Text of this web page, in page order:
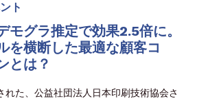
ト
モグラ推定で効果2.5倍に。
を横断した最適な顧客コ
とは？
た、公益社団法人日本印刷技術協会さ